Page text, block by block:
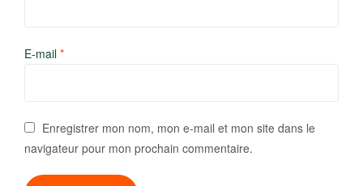
E-mail *
Enregistrer mon nom, mon e-mail et mon site dans le
navigateur pour mon prochain commentaire.